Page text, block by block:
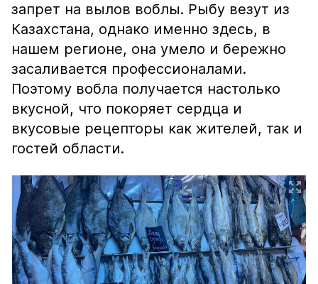
запрет на вылов воблы. Рыбу везут из
Казахстана, однако именно здесь, в
нашем регионе, она умело и бережно
засаливается профессионалами.
Поэтому вобла получается настолько
вкусной, что покоряет сердца и
вкусовые рецепторы как жителей, так и
гостей области.